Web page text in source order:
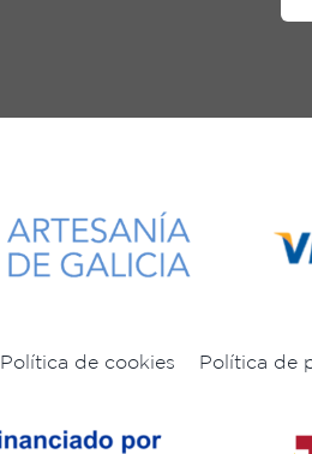
Política de cookies Política de